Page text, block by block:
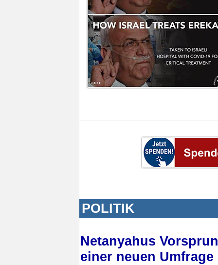
POLITIK
Netanyahus
einer neuen Umfrage